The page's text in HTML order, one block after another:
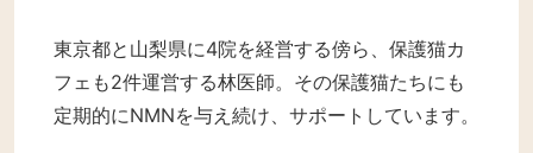
東京都と山梨県に4院を経営する傍ら、保護猫カ
フェも2件運営する林医師。その保護猫たちにも
定期的にNMNを与え続け、サポートしています。